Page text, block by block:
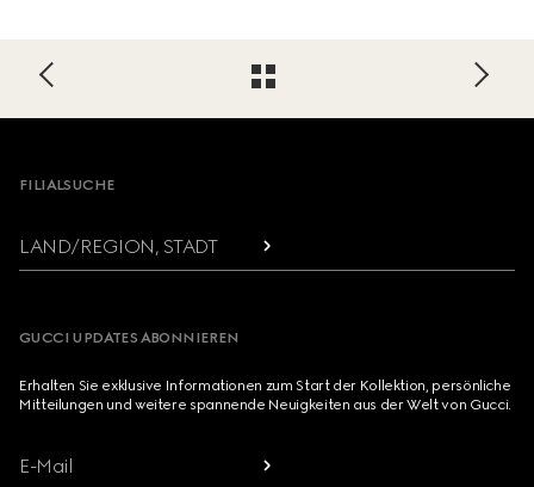
Footer
FILIALSUCHE
LAND/REGION, STADT
GUCCI UPDATES ABONNIEREN
Erhalten Sie exklusive Informationen zum Start der Kollektion, persönliche
Mitteilungen und weitere spannende Neuigkeiten aus der Welt von Gucci.
E-Mail